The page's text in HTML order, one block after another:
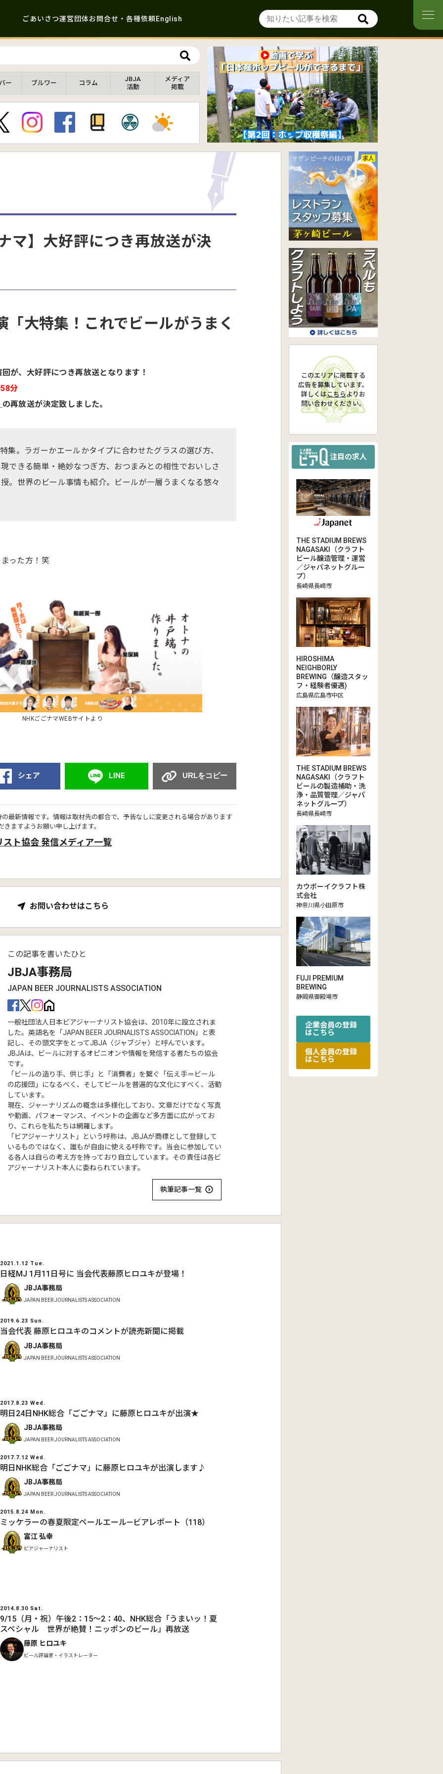
ごあいさつ運営団体お問合せ・各種依頼English
ー ブルワー コラム
JBJA
活動
メディア
掲載
マ】大好評につき再放送が決
「大特集！これでビールがうまく
が、大好評につき再放送となります！
分
の再放送が決定致しました。
集。ラガーかエールかタイプに合わせたグラスの選び方、
できる簡単・絶妙なつぎ方、おつまみとの相性でおいしさ
。世界のビール事情も紹介。ビールが一層うまくなる悠々
った方！笑
NHKごごナマWEBサイトより
シェア LINE URLをコピー
最新情報です。情報は取材先の都合で、予告なしに変更される場合があります
ますようお願い申し上げます。
ト協会 発信メディア一覧
お問い合わせはこちら
この記事を書いたひと
JBJA事務局
JAPAN BEER JOURNALISTS ASSOCIATION
一般社団法人日本ビアジャーナリスト協会は、2010年に設立されま
した。英語名を「JAPAN BEER JOURNALISTS ASSOCIATION」と表
記し、その頭文字をとってJBJA〈ジャブジャ〉と呼んでいます。
JBJAは、ビールに対するオピニオンや情報を発信する者たちの協会
です。
「ビールの造り手、供じ手」と「消費者」を繋ぐ「伝え手＝ビール
の応援団」になるべく、そしてビールを普遍的な文化にすべく、活動
しています。
現在、ジャーナリズムの概念は多様化しており、文章だけでなく写真
や動画、パフォーマンス、イベントの企画など多方面に広がってお
り、これらを私たちは網羅します。
「ビアジャーナリスト」という呼称は、JBJAが商標として登録して
いるものではなく、誰もが自由に使える呼称です。当会に参加してい
る各人は自らの考え方を持っており自立しています。その責任は各ビ
アジャーナリスト本人に委ねられています。
執筆記事一覧
2021.1.12 Tue.
日経MJ 1月11日号に 当会代表藤原ヒロユキが登場！
JBJA事務局
JAPAN BEER JOURNALISTS ASSOCIATION
2019.6.23 Sun.
当会代表 藤原ヒロユキのコメントが読売新聞に掲載
JBJA事務局
JAPAN BEER JOURNALISTS ASSOCIATION
2017.8.23 Wed.
明日24日NHK総合「ごごナマ」に藤原ヒロユキが出演★
JBJA事務局
JAPAN BEER JOURNALISTS ASSOCIATION
2017.7.12 Wed.
明日NHK総合「ごごナマ」に藤原ヒロユキが出演します♪
JBJA事務局
JAPAN BEER JOURNALISTS ASSOCIATION
2015.8.24 Mon.
ミッケラーの春夏限定ペールエール―ビアレポート（118）
富江 弘幸
ビアジャーナリスト
2014.8.30 Sat.
9/15（月・祝）午後2：15～2：40、NHK総合「うまいッ！夏
スペシャル 世界が絶賛！ニッポンのビール」再放送
藤原 ヒロユキ
ビール評論家・イラストレーター
このエリアに掲載する
広告を募集しています。
詳しくは こちらより お
問い合わせください。
注目の求人
THE STADIUM BREWS
NAGASAKI（クラフト
ビール醸造管理・運営
／ジャパネットグルー
プ）
長崎県長崎市
HIROSHIMA
NEIGHBORLY
BREWING（醸造スタッ
フ・経験者優遇)
広島県広島市中区
THE STADIUM BREWS
NAGASAKI（クラフト
ビールの製造補助・洗
浄・品質管理／ジャパ
ネットグループ）
長崎県長崎市
カウボーイクラフト株
式会社
神奈川県小田原市
FUJI PREMIUM
BREWING
静岡県御殿場市
企業会員の登録
はこちら
個人会員の登録
はこちら